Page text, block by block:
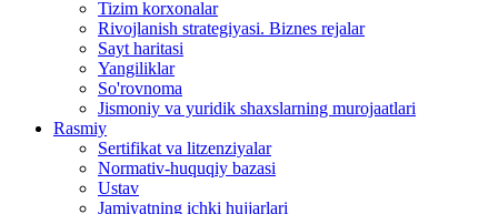
Tizim korxonalar
Rivojlanish strategiyasi. Biznes rejalar
Sayt haritasi
Yangiliklar
So'rovnoma
Jismoniy va yuridik shaxslarning murojaatlari
Rasmiy
Sertifikat va litzenziyalar
Normativ-huquqiy bazasi
Ustav
Jamiyatning ichki hujjarlari